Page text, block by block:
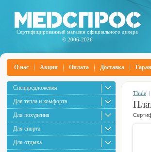
Сертифицированный магазин официального дилера
© 2006-2026
О нас Акции Оплата Доставка
Спецпредложения
Для тепла и комфорта
Для похудения
Для спорта
Для отдыха
Thule |